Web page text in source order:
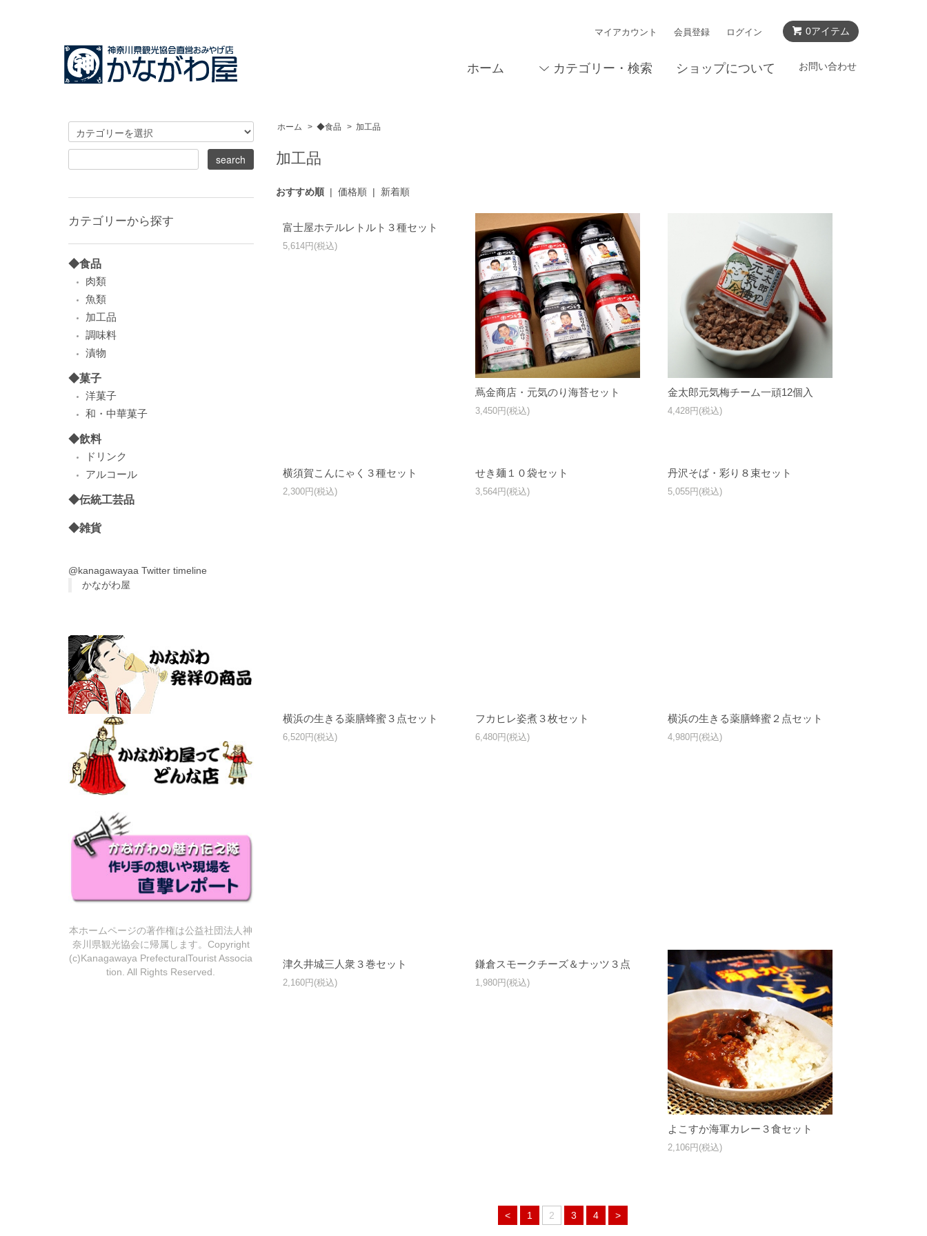
0アイテム
マイアカウント 会員登録 ログイン
ホーム カテゴリー・検索 ショップについて お問い合わせ
ホーム > ◆食品 > 加工品
加工品
おすすめ順| 価格順| 新着順
富士屋ホテルレトルト３種セット
5,614円(税込)
蔦金商店・元気のり海苔セット
3,450円(税込)
金太郎元気梅チーム一頑12個入
4,428円(税込)
横須賀こんにゃく３種セット
2,300円(税込)
せき麺１０袋セット
3,564円(税込)
丹沢そば・彩り８束セット
5,055円(税込)
横浜の生きる薬膳蜂蜜３点セット
6,520円(税込)
フカヒレ姿煮３枚セット
6,480円(税込)
横浜の生きる薬膳蜂蜜２点セット
4,980円(税込)
津久井城三人衆３巻セット
2,160円(税込)
鎌倉スモークチーズ＆ナッツ３点
1,980円(税込)
よこすか海軍カレー３食セット
2,106円(税込)
< 1 2 3 4 >
カテゴリーから探す
◆食品
肉類
魚類
加工品
調味料
漬物
◆菓子
洋菓子
和・中華菓子
◆飲料
ドリンク
アルコール
◆伝統工芸品
◆雑貨
@kanagawayaa Twitter timeline
かながわ屋
本ホームページの著作権は公益社団法人神
奈川県観光協会に帰属します。Copyright
(c)Kanagawaya PrefecturalTourist Associa
tion. All Rights Reserved.